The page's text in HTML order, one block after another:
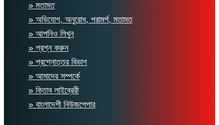
» মতামত
» অভিযোগ, অনুরোধ, পরামর্শ, মতামত
» আপনিও লিখুন
» প্রশ্ন করুন
» প্রশ্নোত্তর বিভাগ
» আমাদের সম্পর্কে
» কিতাব লাইব্রেরী
» বাংলাদেশী নিউজপেপার